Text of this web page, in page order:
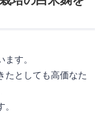
す。
たとしても高価なた